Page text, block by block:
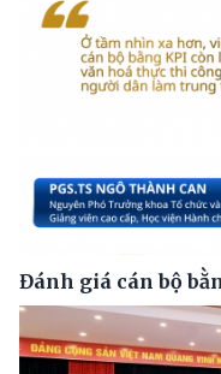
Đánh giá cán bộ